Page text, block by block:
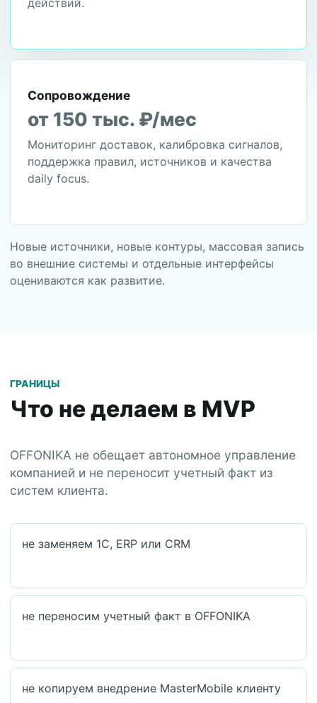
действий.
Сопровождение
от 150 тыс. ₽/мес
Мониторинг доставок, калибровка сигналов,
поддержка правил, источников и качества
daily focus.
Новые источники, новые контуры, массовая запись
во внешние системы и отдельные интерфейсы
оцениваются как развитие.
ГРАНИЦЫ
Что не делаем в MVP
OFFONIKA не обещает автономное управление
компанией и не переносит учетный факт из
систем клиента.
не заменяем 1С, ERP или CRM
не переносим учетный факт в OFFONIKA
не копируем внедрение MasterMobile клиенту